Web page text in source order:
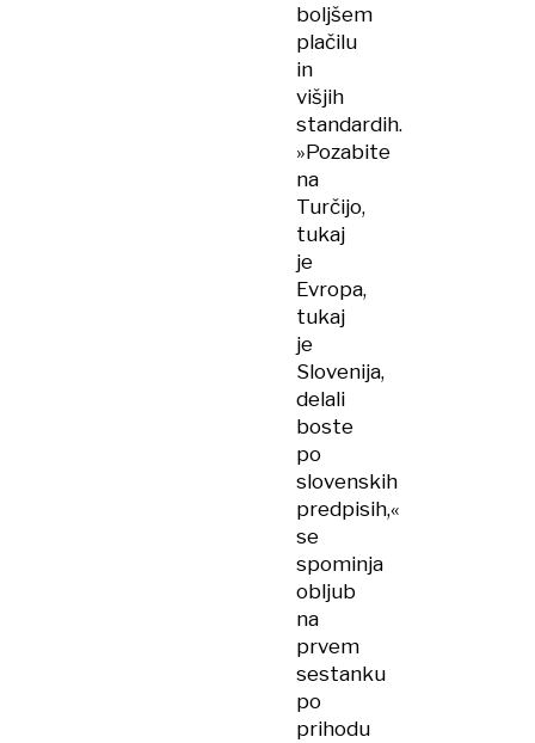
boljšem
plačilu
in
višjih
standardih.
»Pozabite
na
Turčijo,
tukaj
je
Evropa,
tukaj
je
Slovenija,
delali
boste
po
slovenskih
predpisih,«
se
spominja
obljub
na
prvem
sestanku
po
prihodu